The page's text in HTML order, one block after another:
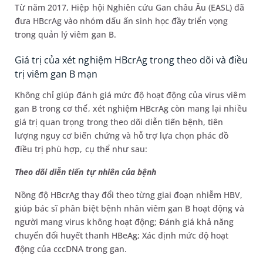
Từ năm 2017, Hiệp hội Nghiên cứu Gan châu Âu (EASL) đã
đưa HBcrAg vào nhóm dấu ấn sinh học đầy triển vọng
trong quản lý viêm gan B.
Giá trị của xét nghiệm HBcrAg trong theo dõi và điều
trị viêm gan B mạn
Không chỉ giúp đánh giá mức độ hoạt động của virus viêm
gan B trong cơ thể, xét nghiệm HBcrAg còn mang lại nhiều
giá trị quan trọng trong theo dõi diễn tiến bệnh, tiên
lượng nguy cơ biến chứng và hỗ trợ lựa chọn phác đồ
điều trị phù hợp, cụ thể như sau:
Theo dõi diễn tiến tự nhiên của bệnh
Nồng độ HBcrAg thay đổi theo từng giai đoạn nhiễm HBV,
giúp bác sĩ phân biệt bệnh nhân viêm gan B hoạt động và
người mang virus không hoạt động; Đánh giá khả năng
chuyển đổi huyết thanh HBeAg; Xác định mức độ hoạt
động của cccDNA trong gan.